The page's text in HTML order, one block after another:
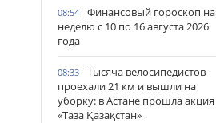
08:54
Финансовый гороскоп на
неделю с 10 по 16 августа 2026
года
08:33
Тысяча велосипедистов
проехали 21 км и вышли на
уборку: в Астане прошла акция
«Таза Қазақстан»